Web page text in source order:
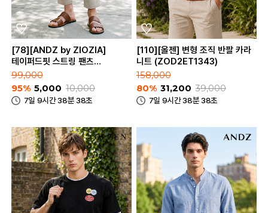
[78][ANDZ by ZIOZIA]
테이퍼드핏 스트링 팬츠
(BLB2PP1001)
99,000
95% 5,000 10,000
7일 9시간 38분 38초
[110][올젠] 변형 조직 반팔 카라
니트 (ZOD2ET1343)
158,000
80% 31,200 39,000
7일 9시간 38분 38초